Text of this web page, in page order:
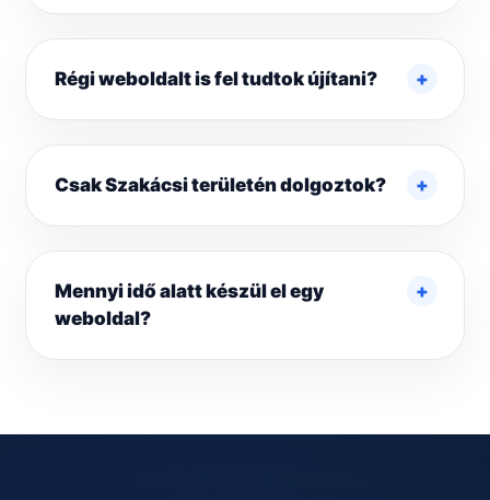
Régi weboldalt is fel tudtok újítani?
Csak Szakácsi területén dolgoztok?
Mennyi idő alatt készül el egy
weboldal?